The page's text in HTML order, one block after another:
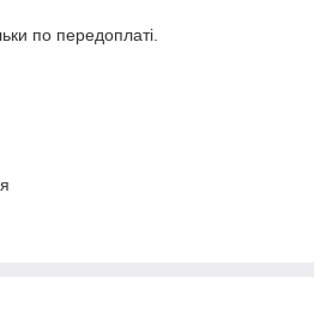
по передоплаті.